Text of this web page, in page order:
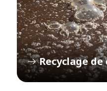
Recyclage